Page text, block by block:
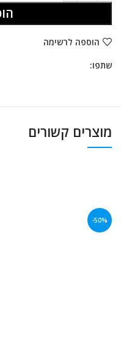
הוספה לרשימה
שתפו:
מוצרים קשורים
-50%